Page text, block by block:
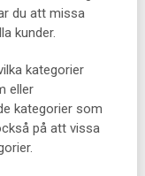
du att missa
kunder.
kategorier
eller
kategorier som
på att vissa